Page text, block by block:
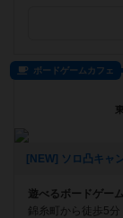
ボードゲームカフェ
遊べるボードゲーム
錦糸町から徒歩5